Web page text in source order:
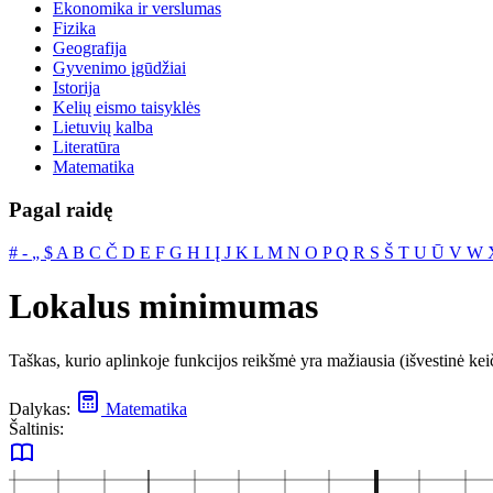
Ekonomika ir verslumas
Fizika
Geografija
Gyvenimo įgūdžiai
Istorija
Kelių eismo taisyklės
Lietuvių kalba
Literatūra
Matematika
Pagal raidę
# ‐ „ $ A B C Č D E F G H I Į J K L M N O PQ R S Š T U Ū V W
Lokalus minimumas
Taškas, kurio aplinkoje funkcijos reikšmė yra mažiausia (išvestinė
Dalykas:
Matematika
Šaltinis: